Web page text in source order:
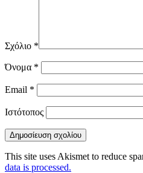
Σχόλιο *
Όνομα *
Email *
Ιστότοπος
This site uses Akismet to reduce
data is processed.